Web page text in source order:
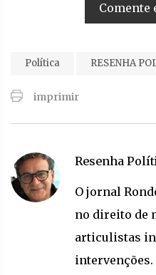
Comente
Política RESENHA
imprimir
Resenha
O jornal
no direito de
articulistas